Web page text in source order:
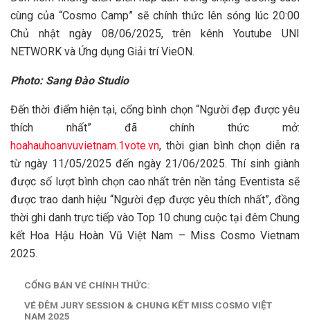
cùng của “Cosmo Camp” sẽ chính thức lên sóng lúc 20:00
Chủ nhật ngày 08/06/2025, trên kênh Youtube UNI
NETWORK và Ứng dụng Giải trí VieON.
Photo: Sang Đào Studio
Đến thời điểm hiện tại, cổng bình chọn “Người đẹp được yêu
thích nhất” đã chính thức mở:
hoahauhoanvuvietnam.1vote.vn, thời gian bình chọn diễn ra
từ ngày 11/05/2025 đến ngày 21/06/2025. Thí sinh giành
được số lượt bình chọn cao nhất trên nền tảng Eventista sẽ
được trao danh hiệu “Người đẹp được yêu thích nhất”, đồng
thời ghi danh trực tiếp vào Top 10 chung cuộc tại đêm Chung
kết Hoa Hậu Hoàn Vũ Việt Nam – Miss Cosmo Vietnam
2025.
CỔNG BÁN VÉ CHÍNH THỨC:
VÉ ĐÊM JURY SESSION & CHUNG KẾT MISS COSMO VIỆT
NAM 2025